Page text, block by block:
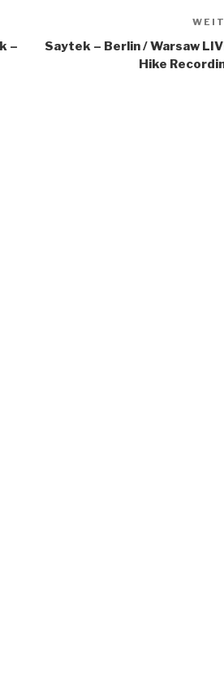
–
Saytek – Berlin / Warsaw
Hike